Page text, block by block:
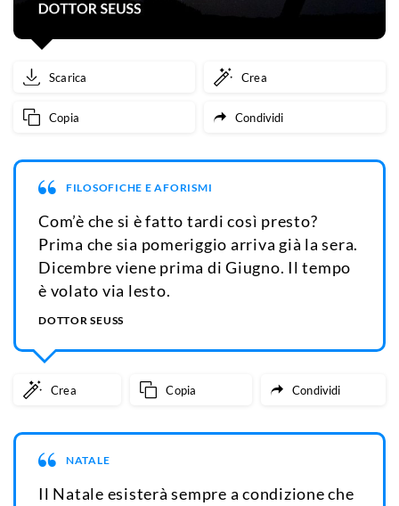
Scarica Crea
Copia Condividi
FILOSOFICHE E AFORISMI
Com’è che si è fatto tardi così presto?
Prima che sia pomeriggio arriva già la sera.
Dicembre viene prima di Giugno. Il tempo
è volato via lesto.
DOTTOR SEUSS
Crea Copia Condividi
NATALE
Il Natale esisterà sempre a condizione che